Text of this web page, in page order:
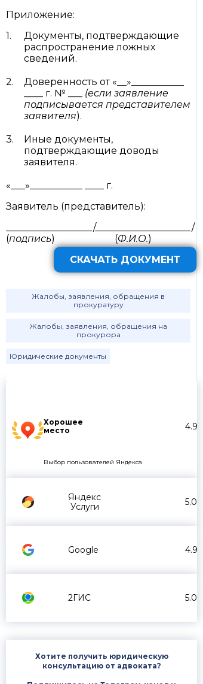
Хорошее
место
4.9
Выбор пользователей Яндекса
Яндекс
Услуги
5.0
Google 4.9
2ГИС 5.0
Хотите получить юридическую
консультацию от адвоката?
Приложение:
Документы, подтверждающие
распространение ложных
сведений.
Доверенность от «__»___________
____ г. № ___ (если заявление
подписывается представителем
заявителя).
Иные документы,
подтверждающие доводы
заявителя.
«___»___________ ____ г.
Заявитель (представитель):
__________________/____________________/
(подпись) (Ф.И.О.)
СКАЧАТЬ ДОКУМЕНТ
Жалобы, заявления, обращения в
прокуратуру
Жалобы, заявления, обращения на
прокурора
Юридические документы